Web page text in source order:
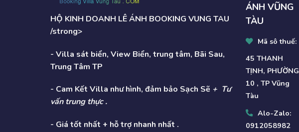
HỘ KINH DOANH LÊ ÁNH BOOKING VUNG TAU
/strong>
- Villa sát biển, View Biển, trung tâm, Bãi Sau,
Trung Tâm TP
- Cam Kết Villa như hình, đảm bảo Sạch Sẽ + Tư
vấn trung thực .
- Giá tốt nhất + hỗ trợ nhanh nhất .
ÁNH VŨNG
TÀU
Mã sô thuế:
45 THANH
TỊNH, PHƯỜNG
10 , TP Vũng
Tàu
Alo-Zalo:
0912058982